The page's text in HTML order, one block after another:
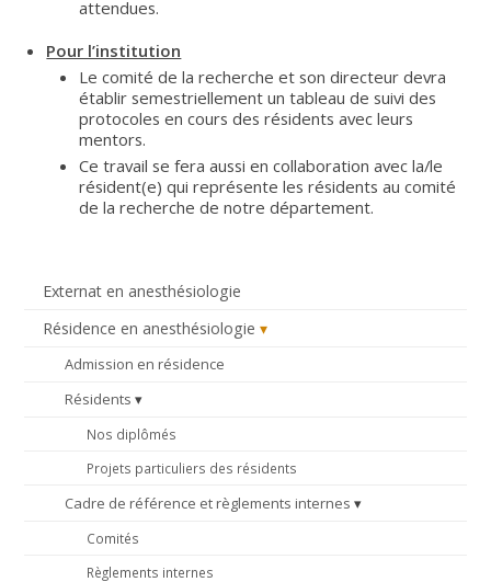
Externat en anesthésiologie
Résidence en anesthésiologie
Admission en résidence
Résidents
Nos diplômés
Projets particuliers des résidents
Cadre de référence et règlements internes
Comités
Règlements internes
attendues.
Pour l’institution
Le comité de la recherche et son directeur devra
établir semestriellement un tableau de suivi des
protocoles en cours des résidents avec leurs
mentors.
Ce travail se fera aussi en collaboration avec la/le
résident(e) qui représente les résidents au comité
de la recherche de notre département.